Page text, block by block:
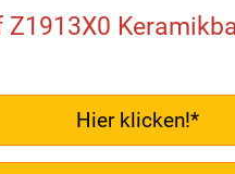
Z1913X0
Hier klicken!*